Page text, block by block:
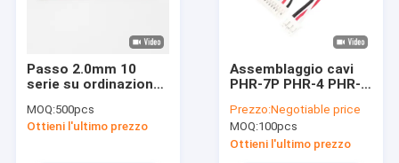
Passo 2.0mm 10
serie su ordinazione
del cavo di Spillo
Multi Terminal Cavo
MOQ:500pcs
Ottieni l'ultimo prezzo
Assemblaggio cavi
PHR-7P PHR-4 PHR-3
cablaggio JST del
cavo
Prezzo:Negotiable price
MOQ:100pcs
Ottieni l'ultimo prezzo